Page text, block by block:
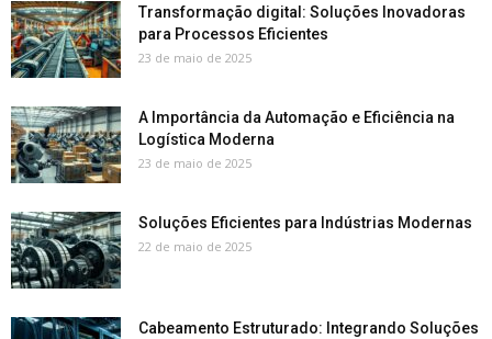
Transformação digital: Soluções Inovadoras
para Processos Eficientes
23 de maio de 2025
A Importância da Automação e Eficiência na
Logística Moderna
23 de maio de 2025
Soluções Eficientes para Indústrias Modernas
22 de maio de 2025
Cabeamento Estruturado: Integrando Soluções